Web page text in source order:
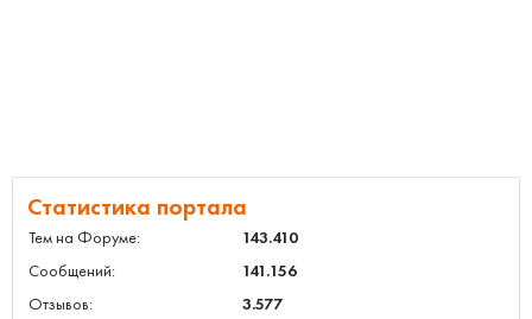
Статистика портала
Тем на Форуме:
143.410
Сообщений:
141.156
Отзывов:
3.577